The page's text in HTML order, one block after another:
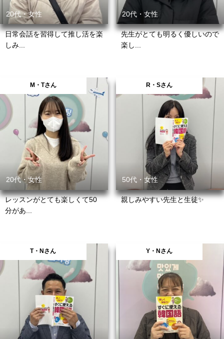
20代・女性
日常会話を習得して推し活を楽
しみ...
20代・女性
先生がとても明るく優しいので
楽し...
M・Tさん
20代・女性
レッスンがとても楽しくて50
分があ...
R・Sさん
50代・女性
親しみやすい先生と生徒✨
T・Nさん Y・Nさん